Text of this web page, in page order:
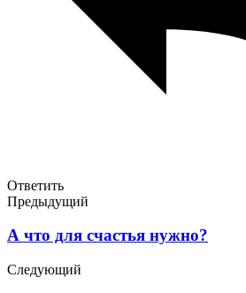
Ответить
Предыдущий
А что для счастья нужно?
Следующий